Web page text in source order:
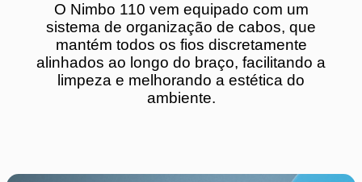
O Nimbo 110 vem equipado com um
sistema de organização de cabos, que
mantém todos os fios discretamente
alinhados ao longo do braço, facilitando a
limpeza e melhorando a estética do
ambiente.